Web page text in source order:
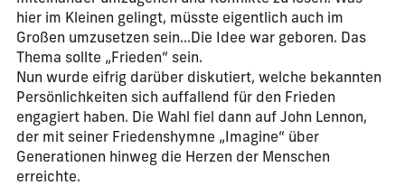
hier im Kleinen gelingt, müsste eigentlich auch im
Großen umzusetzen sein…Die Idee war geboren. Das
Thema sollte „Frieden“ sein.
Nun wurde eifrig darüber diskutiert, welche bekannten
Persönlichkeiten sich auffallend für den Frieden
engagiert haben. Die Wahl fiel dann auf John Lennon,
der mit seiner Friedenshymne „Imagine“ über
Generationen hinweg die Herzen der Menschen
erreichte.